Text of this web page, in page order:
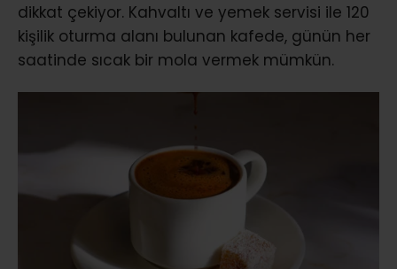
dikkat çekiyor. Kahvaltı ve yemek servisi ile 120
kişilik oturma alanı bulunan kafede, günün her
saatinde sıcak bir mola vermek mümkün.